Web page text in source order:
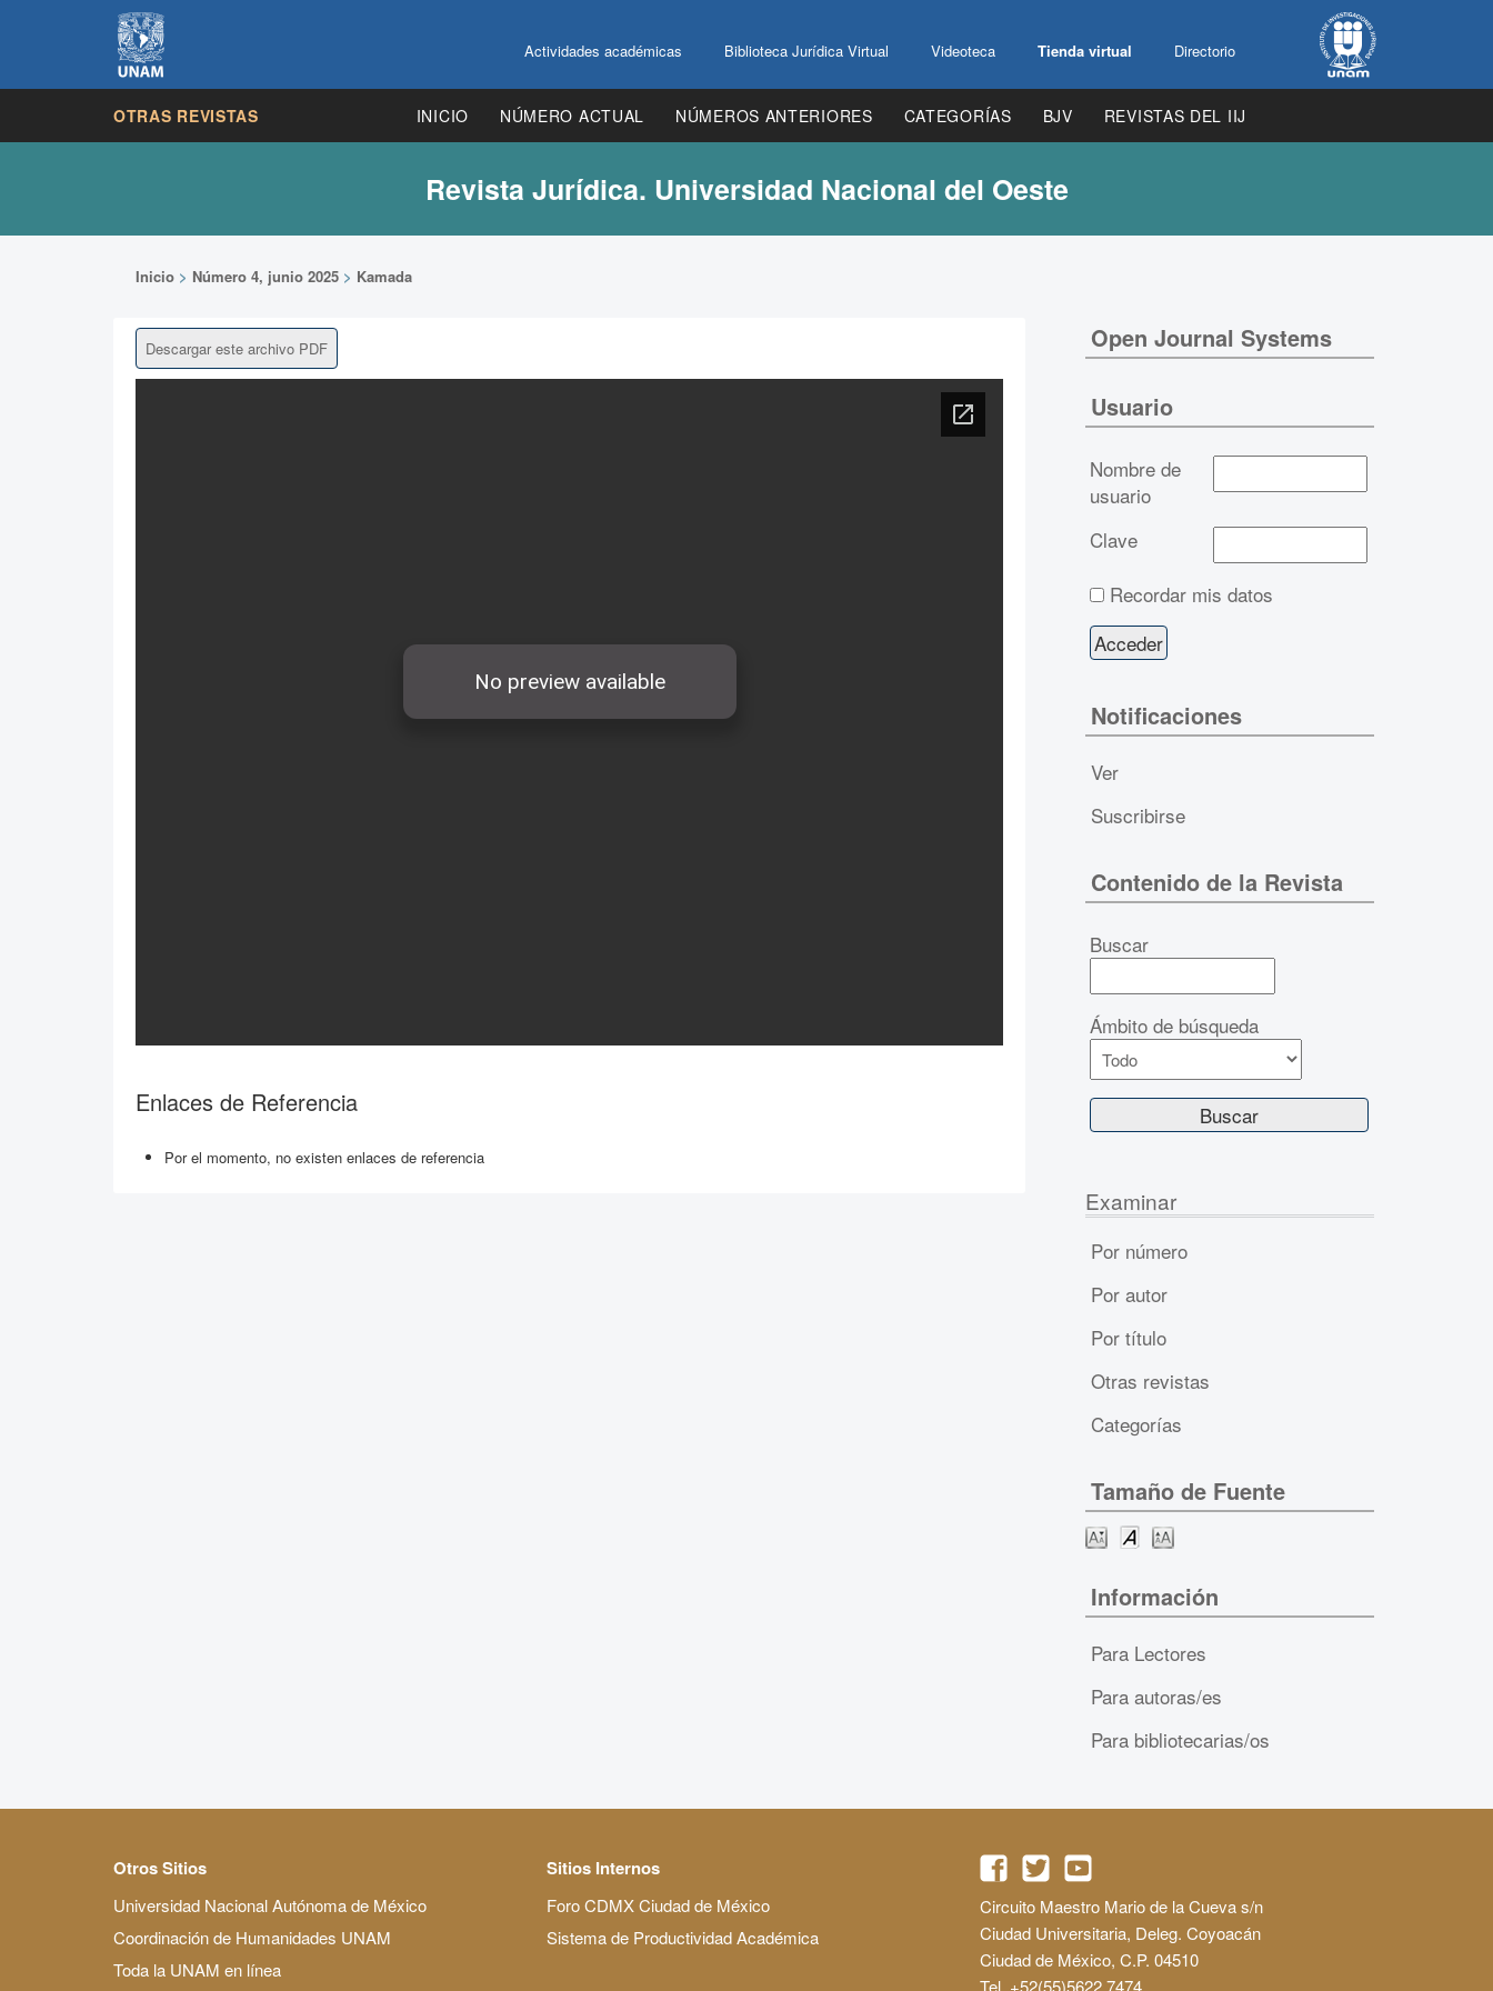
Actividades académicas Biblioteca Jurídica Virtual Videoteca Tienda virtual Directorio
OTRAS REVISTAS INICIO NÚMERO ACTUAL NÚMEROS ANTERIORES CATEGORÍAS BJV REVISTAS DEL IIJ
Revista Jurídica. Universidad Nacional del Oeste
Inicio > Número 4, junio 2025 > Kamada
Descargar este archivo PDF
Enlaces de Referencia
Por el momento, no existen enlaces de referencia
Open Journal Systems
Usuario
Nombre de
usuario
Clave
Recordar mis datos
Notificaciones
Ver
Suscribirse
Contenido de la Revista
Buscar
Ámbito de búsqueda
Examinar
Por número
Por autor
Por título
Otras revistas
Categorías
Tamaño de Fuente
Información
Para Lectores
Para autoras/es
Para bibliotecarias/os
Otros Sitios
Universidad Nacional Autónoma de México
Coordinación de Humanidades UNAM
Toda la UNAM en línea
Sitios Internos
Foro CDMX Ciudad de México
Sistema de Productividad Académica
Circuito Maestro Mario de la Cueva s/n
Ciudad Universitaria, Deleg. Coyoacán
Ciudad de México, C.P. 04510
Tel. +52(55)5622 7474